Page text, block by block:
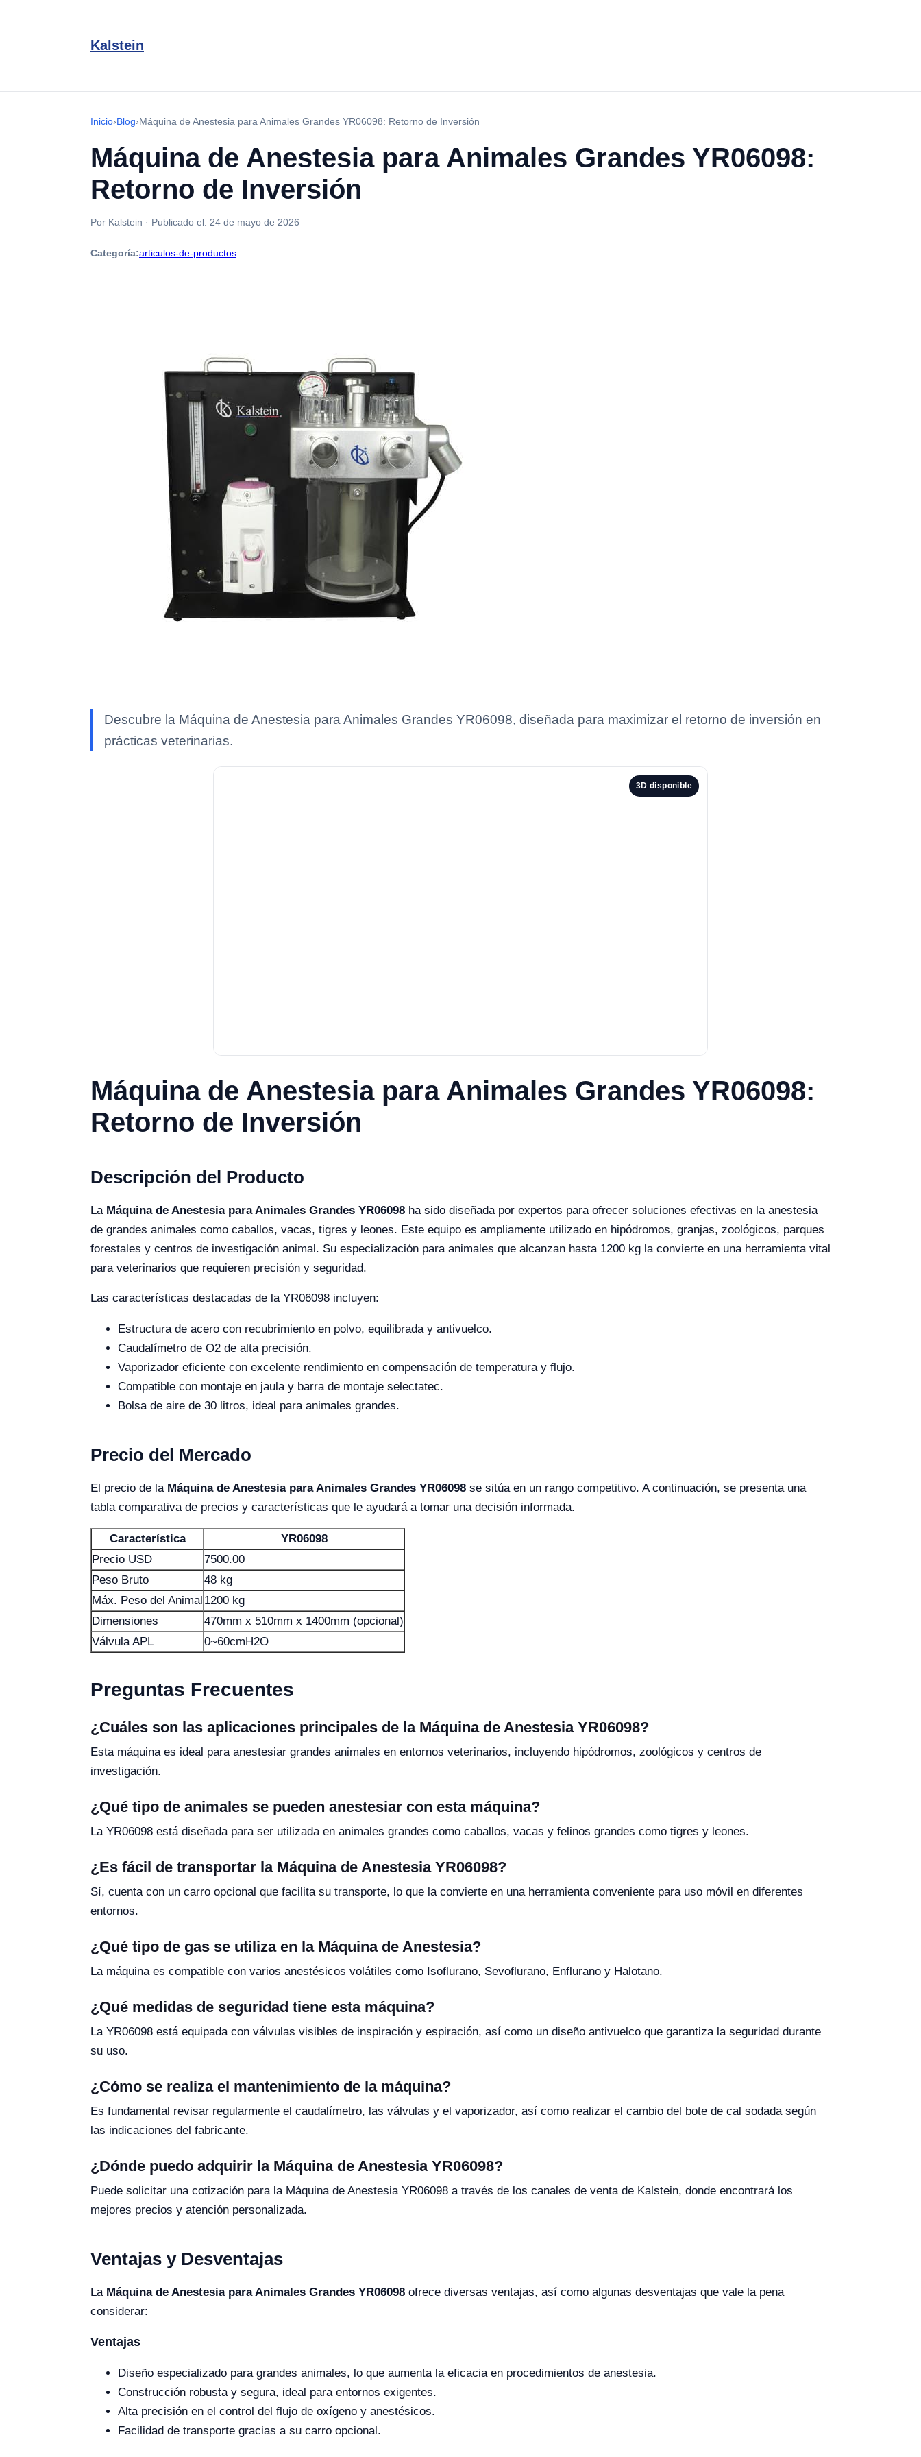
Kalstein
Inicio›Blog›Máquina de Anestesia para Animales Grandes YR06098: Retorno de Inversión
Máquina de Anestesia para Animales Grandes YR06098:
Retorno de Inversión
Por Kalstein · Publicado el: 24 de mayo de 2026
Categoría:articulos-de-productos
Descubre la Máquina de Anestesia para Animales Grandes YR06098, diseñada para maximizar el retorno de inversión en
prácticas veterinarias.
3D disponible
Máquina de Anestesia para Animales Grandes YR06098:
Retorno de Inversión
Descripción del Producto
La Máquina de Anestesia para Animales Grandes YR06098 ha sido diseñada por expertos para ofrecer soluciones efectivas en la anestesia
de grandes animales como caballos, vacas, tigres y leones. Este equipo es ampliamente utilizado en hipódromos, granjas, zoológicos, parques
forestales y centros de investigación animal. Su especialización para animales que alcanzan hasta 1200 kg la convierte en una herramienta vital
para veterinarios que requieren precisión y seguridad.
Las características destacadas de la YR06098 incluyen:
Estructura de acero con recubrimiento en polvo, equilibrada y antivuelco.
Caudalímetro de O2 de alta precisión.
Vaporizador eficiente con excelente rendimiento en compensación de temperatura y flujo.
Compatible con montaje en jaula y barra de montaje selectatec.
Bolsa de aire de 30 litros, ideal para animales grandes.
Precio del Mercado
El precio de la Máquina de Anestesia para Animales Grandes YR06098 se sitúa en un rango competitivo. A continuación, se presenta una
tabla comparativa de precios y características que le ayudará a tomar una decisión informada.
Característica
YR06098
Precio USD
7500.00
Peso Bruto
48 kg
Máx. Peso del Animal 1200 kg
Dimensiones
470mm x 510mm x 1400mm (opcional)
Válvula APL
0~60cmH2O
Preguntas Frecuentes
¿Cuáles son las aplicaciones principales de la Máquina de Anestesia YR06098?
Esta máquina es ideal para anestesiar grandes animales en entornos veterinarios, incluyendo hipódromos, zoológicos y centros de
investigación.
¿Qué tipo de animales se pueden anestesiar con esta máquina?
La YR06098 está diseñada para ser utilizada en animales grandes como caballos, vacas y felinos grandes como tigres y leones.
¿Es fácil de transportar la Máquina de Anestesia YR06098?
Sí, cuenta con un carro opcional que facilita su transporte, lo que la convierte en una herramienta conveniente para uso móvil en diferentes
entornos.
¿Qué tipo de gas se utiliza en la Máquina de Anestesia?
La máquina es compatible con varios anestésicos volátiles como Isoflurano, Sevoflurano, Enflurano y Halotano.
¿Qué medidas de seguridad tiene esta máquina?
La YR06098 está equipada con válvulas visibles de inspiración y espiración, así como un diseño antivuelco que garantiza la seguridad durante
su uso.
¿Cómo se realiza el mantenimiento de la máquina?
Es fundamental revisar regularmente el caudalímetro, las válvulas y el vaporizador, así como realizar el cambio del bote de cal sodada según
las indicaciones del fabricante.
¿Dónde puedo adquirir la Máquina de Anestesia YR06098?
Puede solicitar una cotización para la Máquina de Anestesia YR06098 a través de los canales de venta de Kalstein, donde encontrará los
mejores precios y atención personalizada.
Ventajas y Desventajas
La Máquina de Anestesia para Animales Grandes YR06098 ofrece diversas ventajas, así como algunas desventajas que vale la pena
considerar:
Ventajas
Diseño especializado para grandes animales, lo que aumenta la eficacia en procedimientos de anestesia.
Construcción robusta y segura, ideal para entornos exigentes.
Alta precisión en el control del flujo de oxígeno y anestésicos.
Facilidad de transporte gracias a su carro opcional.